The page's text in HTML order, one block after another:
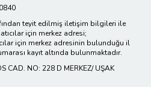
teyit edilmiş iletişim bilgileri ile
için merkez adresi;
için merkez adresinin bulunduğu il
kayıt altında bulunmaktadır.
CAD. NO: 228 D MERKEZ/ UŞAK